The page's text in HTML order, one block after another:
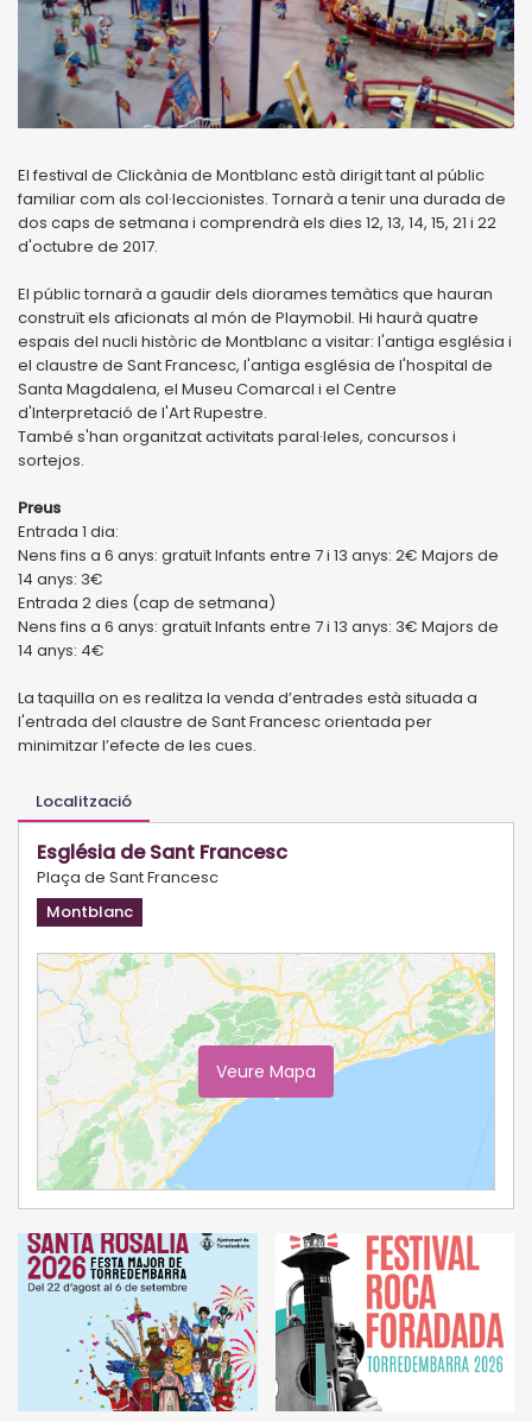
El festival de Clickània de Montblanc està dirigit tant al públic
familiar com als col·leccionistes. Tornarà a tenir una durada de
dos caps de setmana i comprendrà els dies 12, 13, 14, 15, 21 i 22
d'octubre de 2017.
El públic tornarà a gaudir dels diorames temàtics que hauran
construït els aficionats al món de Playmobil. Hi haurà quatre
espais del nucli històric de Montblanc a visitar: l'antiga església i
el claustre de Sant Francesc, l'antiga església de l'hospital de
Santa Magdalena, el Museu Comarcal i el Centre
d'Interpretació de l'Art Rupestre.
També s'han organitzat activitats paral·leles, concursos i
sortejos.
Preus
Entrada 1 dia:
Nens fins a 6 anys: gratuït Infants entre 7 i 13 anys: 2€ Majors de
14 anys: 3€
Entrada 2 dies (cap de setmana)
Nens fins a 6 anys: gratuït Infants entre 7 i 13 anys: 3€ Majors de
14 anys: 4€
La taquilla on es realitza la venda d’entrades està situada a
l'entrada del claustre de Sant Francesc orientada per
minimitzar l’efecte de les cues.
Localització
Església de Sant Francesc
Plaça de Sant Francesc
Montblanc
Veure Mapa